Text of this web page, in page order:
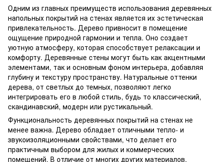
Одним из главных преимуществ использования деревянных
напольных покрытий на стенах является их эстетическая
привлекательность. Дерево привносит в помещение
ощущение природной гармонии и тепла. Оно создает
уютную атмосферу, которая способствует релаксации и
комфорту. Деревянные стены могут быть как акцентными
элементами, так и основным фоном интерьера, добавляя
глубину и текстуру пространству. Натуральные оттенки
дерева, от светлых до темных, позволяют легко
интегрировать его в любой стиль, будь то классический,
скандинавский, модерн или рустикальный.
Функциональность деревянных покрытий на стенах не
менее важна. Дерево обладает отличными тепло- и
звукоизоляционными свойствами, что делает его
практичным выбором для жилых и коммерческих
помещений. В отличие от многих других материалов,